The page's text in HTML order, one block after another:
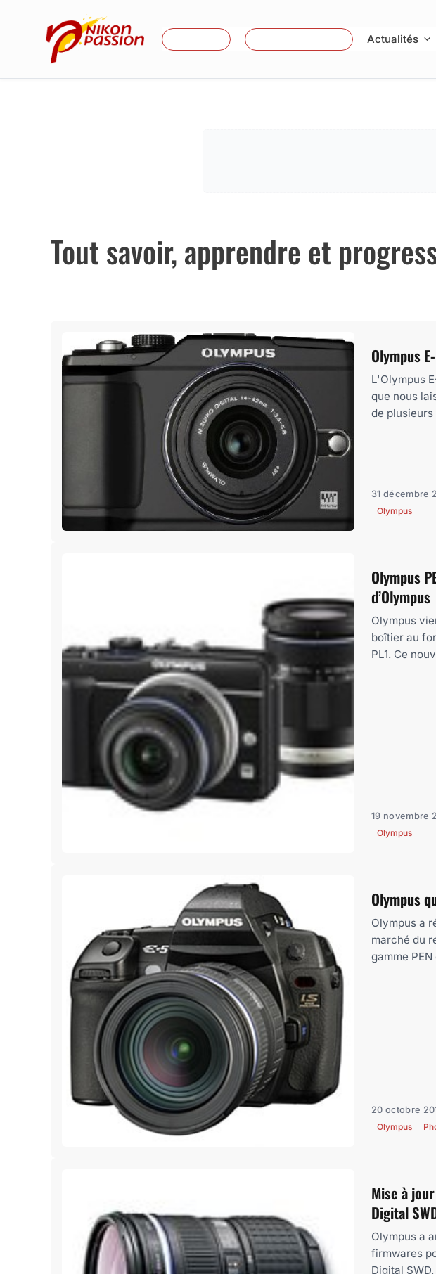
Actualités
Tout savoir, apprendre et
Olympus
L'Olympus
que nous
de plusieurs
31 décembre
Olympus
Olympus
d’Olympus
Olympus
boîtier au
PL1. Ce
19 novembre
Olympus
Olympus
Olympus a
marché du
gamme
20 octobre
Olympus
Mise à
Digital
Olympus a
firmwares
Digital